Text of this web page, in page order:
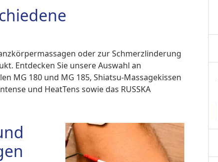
oder zur Schmerzlinderung
Entdecken Sie unsere Auswahl an
MG 180 und MG 185, Shiatsu-Massagekissen
und HeatTens sowie das RUSSKA